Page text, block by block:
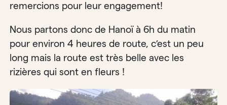
remercions pour leur engagement!
Nous partons donc de Hanoï à 6h du matin
pour environ 4 heures de route, c’est un peu
long mais la route est très belle avec les
rizières qui sont en fleurs !